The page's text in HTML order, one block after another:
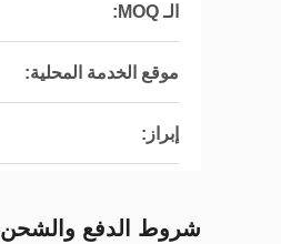
الـ MOQ:
موقع الخدمة المحلية:
إبراز:
شروط الدفع والشحن